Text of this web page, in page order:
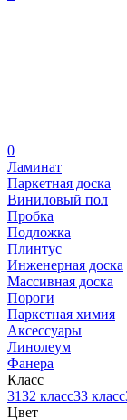
0
Ламинат
Паркетная доска
Виниловый пол
Пробка
Подложка
Плинтус
Инженерная доска
Массивная доска
Пороги
Паркетная химия
Аксессуары
Линолеум
Фанера
Класс
3132 класс33 класс
Цвет